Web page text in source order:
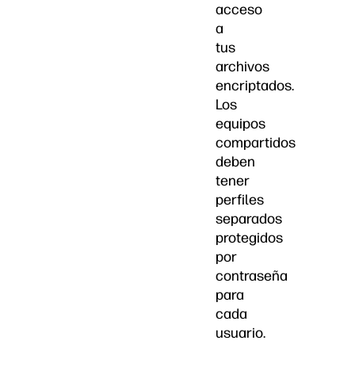
acceso
a
tus
archivos
encriptados.
Los
equipos
compartidos
deben
tener
perfiles
separados
protegidos
por
contraseña
para
cada
usuario.